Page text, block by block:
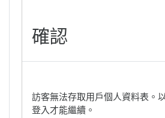
確認
訪客無法存取用戶個人資料表。
登入才能繼續。